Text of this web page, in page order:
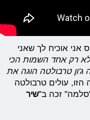
אני אוכיח לך שאני
רק אחד השמות הכי
ג'ון טרבולטה הוגה את
עולים טרבולטה
זכה ב"שיר